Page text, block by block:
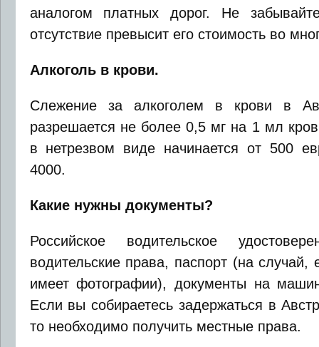
аналогом платных дорог. Не
отсутствие превысит его стоимость во
Алкоголь в крови.
Слежение за алкоголем в крови в
разрешается не более 0,5 мг на 1 мл
в нетрезвом виде начинается от 500
4000.
Какие нужны документы?
Российское водительское
водительские права, паспорт (на случай,
имеет фотографии), документы на
Если вы собираетесь задержаться в
то необходимо получить местные права.